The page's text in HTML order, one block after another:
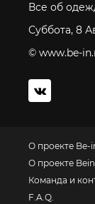
Все об
Суббота, 8
© www.be-
О проекте Be-
О проекте
Команда и
F.A.Q.